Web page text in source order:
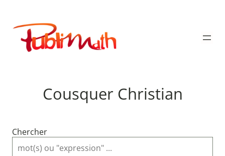
contenu
Publimath
Cousquer Christian
Chercher